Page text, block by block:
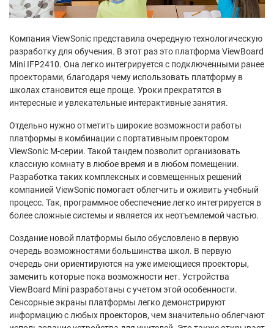
Компания ViewSonic представила очередную технологическую
разработку для обучения. В этот раз это платформа ViewBoard
Mini IFP2410. Она легко интегрируется с подключенными ранее
проекторами, благодаря чему использовать платформу в
школах становится еще проще. Уроки прекратятся в
интересные и увлекательные интерактивные занятия.
Отдельно нужно отметить широкие возможности работы
платформы в комбинации с портативным проектором
ViewSonic M-серии. Такой тандем позволит организовать
классную комнату в любое время и в любом помещении.
Разработка таких комплексных и совмещенных решений
компанией ViewSonic помогает облегчить и оживить учебный
процесс. Так, программное обеспечение легко интегрируется в
более сложные системы и является их неотъемлемой частью.
Создание новой платформы было обусловлено в первую
очередь возможностями большинства школ. В первую
очередь они ориентируются на уже имеющиеся проекторы,
заменить которые пока возможности нет. Устройства
ViewBoard Mini разработаны с учетом этой особенности.
Сенсорные экраны платформы легко демонстрируют
информацию с любых проекторов, чем значительно облегчают